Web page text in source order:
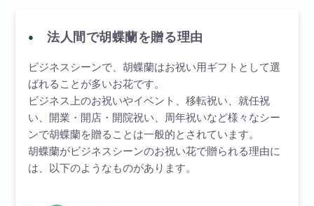
法人間で胡蝶蘭を贈る理由
ビジネスシーンで、胡蝶蘭はお祝い用ギフトとして選
ばれることが多いお花です。
ビジネス上のお祝いやイベント、移転祝い、就任祝
い、開業・開店・開院祝い、周年祝いなど様々なシー
ンで胡蝶蘭を贈ることは一般的とされています。
胡蝶蘭がビジネスシーンのお祝い花で贈られる理由に
は、以下のようなものがあります。